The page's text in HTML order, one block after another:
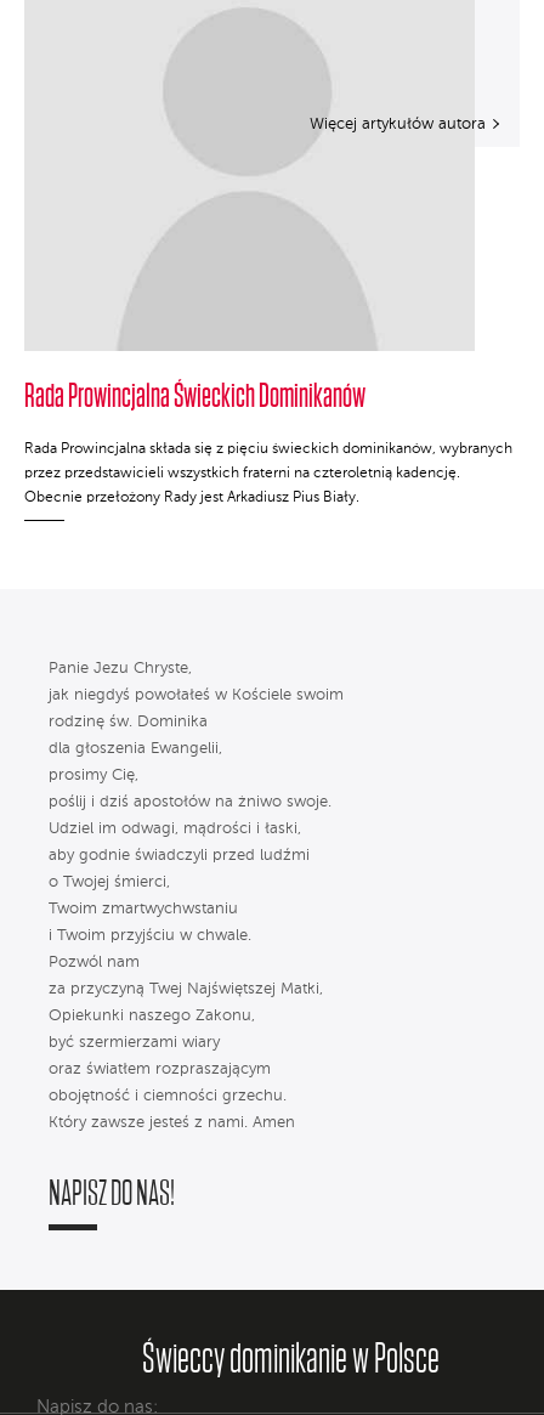
Rada Prowincjalna Świeckich Dominikanów
Rada Prowincjalna składa się z pięciu świeckich dominikanów, wybranych
przez przedstawicieli wszystkich fraterni na czteroletnią kadencję.
Obecnie przełożony Rady jest Arkadiusz Pius Biały.
Więcej artykułów autora
Panie Jezu Chryste,
jak niegdyś powołałeś w Kościele swoim
rodzinę św. Dominika
dla głoszenia Ewangelii,
prosimy Cię,
poślij i dziś apostołów na żniwo swoje.
Udziel im odwagi, mądrości i łaski,
aby godnie świadczyli przed ludźmi
o Twojej śmierci,
Twoim zmartwychwstaniu
i Twoim przyjściu w chwale.
Pozwól nam
za przyczyną Twej Najświętszej Matki,
Opiekunki naszego Zakonu,
być szermierzami wiary
oraz światłem rozpraszającym
obojętność i ciemności grzechu.
Który zawsze jesteś z nami. Amen
NAPISZ DO NAS!
Świeccy dominikanie w Polsce
Napisz do nas: